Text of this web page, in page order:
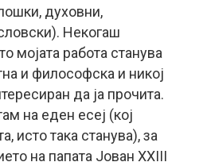
духовни,
Некогаш
мојата работа станува
и философска и никој
да ја прочита.
на еден есеј (кој
исто така станува), за
на папата Јован XXIII